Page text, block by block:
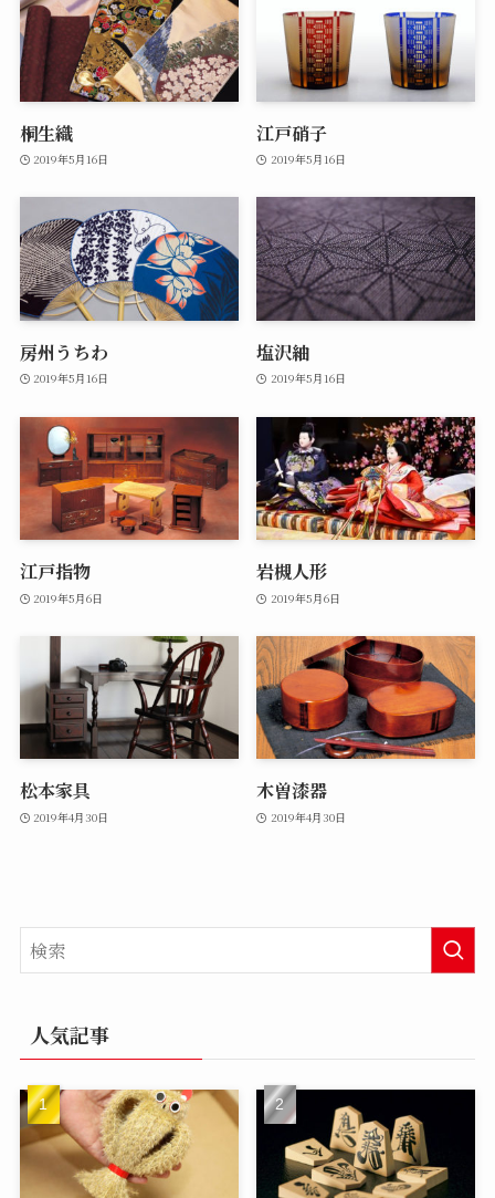
桐生織
2019年5月16日
江戸硝子
2019年5月16日
房州うちわ
2019年5月16日
塩沢紬
2019年5月16日
江戸指物
2019年5月6日
岩槻人形
2019年5月6日
松本家具
2019年4月30日
木曽漆器
2019年4月30日
人気記事